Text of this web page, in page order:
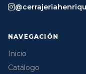
NAVEGACIÓN
Inicio
Catálogo